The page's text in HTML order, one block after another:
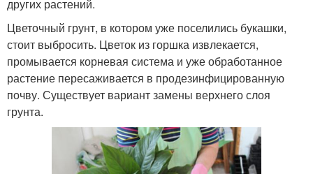
других растений.
Цветочный грунт, в котором уже поселились букашки,
стоит выбросить. Цветок из горшка извлекается,
промывается корневая система и уже обработанное
растение пересаживается в продезинфицированную
почву. Существует вариант замены верхнего слоя
грунта.